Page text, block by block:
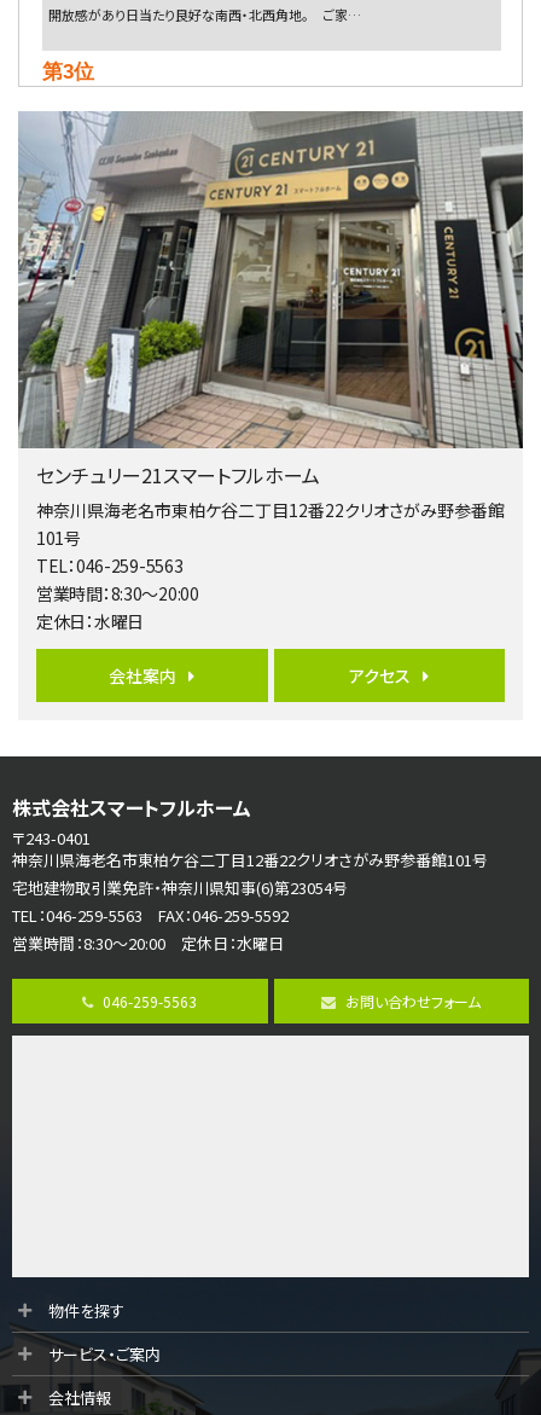
開放感があり日当たり良好な南西・北西角地。 ご家…
第3位
4ＬＤＫ
相模大野駅
バ9分・歩4分
２０１５年６月築、積水ハウス施工住宅です。 南東…
第4位
4,080万円
4ＬＤＫ
淵野辺駅
歩17分
南側道路に面しており日当たり良好。 キッチンから…
第5位
3,680万円
バ19分・ 歩8分
開放感があり日当たり良好な南西・北西角地区画。 …
第6位
4ＳＬＤＫ
海老名駅
さがみ野駅
歩17分
ご家族が集まるLDKは１７．５帖とゆとりある広さ…
第8位
3,598万円
4ＬＤＫ
長後駅
第10位
3,990万円
古淵駅
センチュリー21スマートフルホーム
神奈川県海老名市東柏ケ谷二丁目12番22クリオさがみ野参番館
101号
TEL：046-259-5563
営業時間：8:30～20:00
定休日：水曜日
会社案内 アクセス
株式会社スマートフルホーム
〒243-0401
神奈川県海老名市東柏ケ谷二丁目12番22クリオさがみ野参番館101号
宅地建物取引業免許・神奈川県知事(6)第23054号
TEL：046-259-5563 FAX：046-259-5592
営業時間：8:30～20:00 定休日：水曜日
046-259-5563 お問い合わせフォーム
物件を探す
サービス・ご案内
会社情報